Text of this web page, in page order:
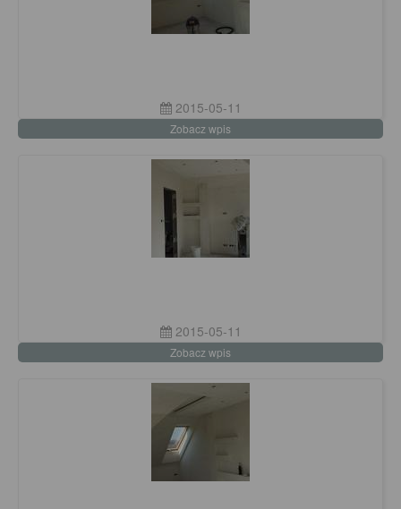
2015-05-11
Zobacz wpis
2015-05-11
Zobacz wpis